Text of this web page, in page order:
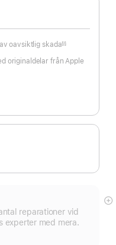
oavsiktlig skada§§
originaldelar från Apple
reparationer vid
experter med mera.